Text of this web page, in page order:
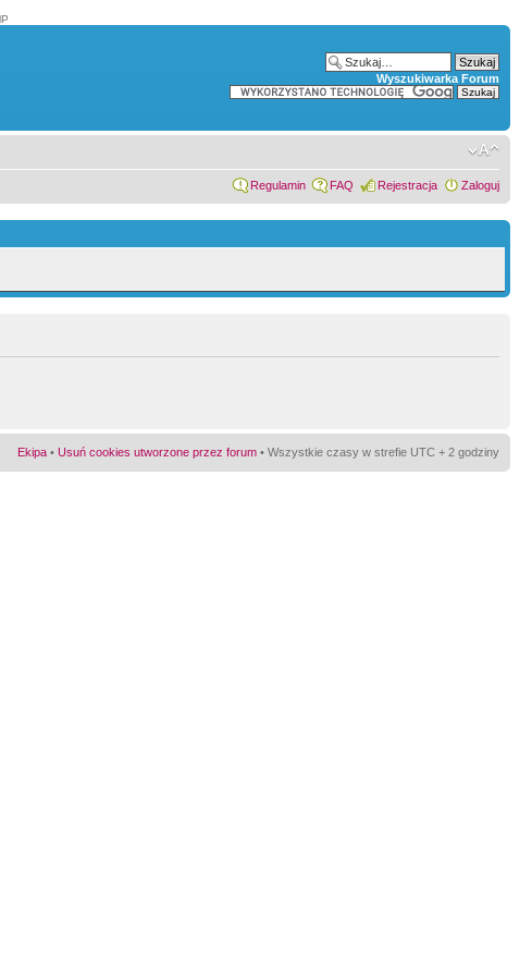
Wyszukiwarka Forum
Regulamin FAQ Rejestracja Zaloguj
Ekipa • Usuń cookies utworzone przez forum • Wszystkie czasy w strefie UTC + 2 godziny